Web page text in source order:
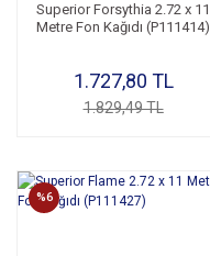
Superior Forsythia 2.72 x 11
Metre Fon Kağıdı (P111414)
1.727,80 TL
1.829,49 TL
%6